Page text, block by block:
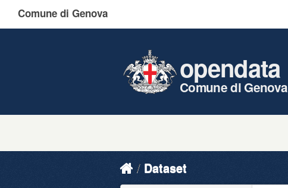
Comune di Genova
opendata
Comune di Genova
Dataset